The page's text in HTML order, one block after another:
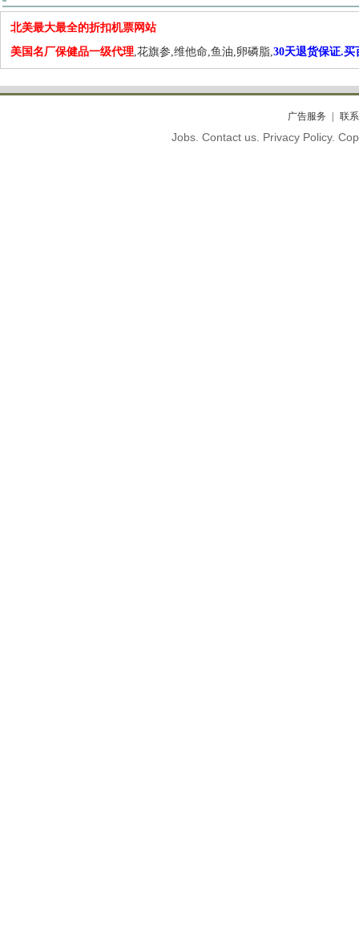
北美最大最全的折扣机票网站
美国名厂保健品一级代理,花旗参,维他命,鱼油,卵磷脂,30天退货保证.买
广告服务 联
Jobs. Contact us. Privacy Policy.